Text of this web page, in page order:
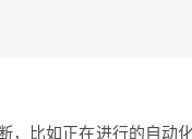
，比如正在进行的自动